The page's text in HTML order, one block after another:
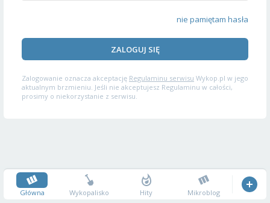
nie pamiętam hasła
ZALOGUJ SIĘ
Zalogowanie oznacza akceptację Regulaminu serwisu Wykop.pl w jego
aktualnym brzmieniu. Jeśli nie akceptujesz Regulaminu w całości,
prosimy o niekorzystanie z serwisu.
Główna Wykopalisko Hity Mikroblog